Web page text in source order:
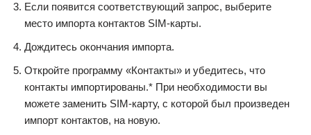
Если появится соответствующий запрос, выберите
место импорта контактов SIM-карты.
Дождитесь окончания импорта.
Откройте программу «Контакты» и убедитесь, что
контакты импортированы.* При необходимости вы
можете заменить SIM-карту, с которой был произведен
импорт контактов, на новую.